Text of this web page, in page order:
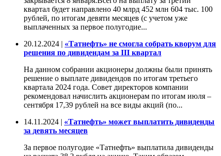
квартал будет направлено 40 млрд 452 млн 604 тыс. 100
рублей, по итогам девяти месяцев (с учетом уже
выплаченных за первое полугодие...
20.12.2024 | «Татнефть» не смогла собрать кворум для
решения по дивидендам за III квартал
На данном собрании акционеры должны были принять
решение о выплате дивидендов по итогам третьего
квартала 2024 года. Совет директоров компании
рекомендовал начислить акционерам по итогам июля –
сентября 17,39 рублей на все виды акций (по...
14.11.2024 | «Татнефть» может выплатить дивиденды
за девять месяцев
За первое полугодие «Татнефть» выплатила дивиденды